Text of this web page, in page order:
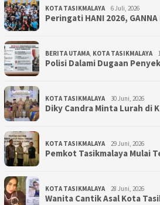
KOTA TASIKMALAYA 6 Juli, 2026
Peringati HANI 2026,
BERITA UTAMA, KOTA TASIKMALAYA
Polisi Dalami Dugaan
KOTA TASIKMALAYA 30 Juni, 2026
Diky Candra Minta Lurah di
KOTA TASIKMALAYA 29 Juni, 2026
Pemkot Tasikmalaya Mulai
KOTA TASIKMALAYA 28 Juni, 2026
Wanita Cantik Asal Kota